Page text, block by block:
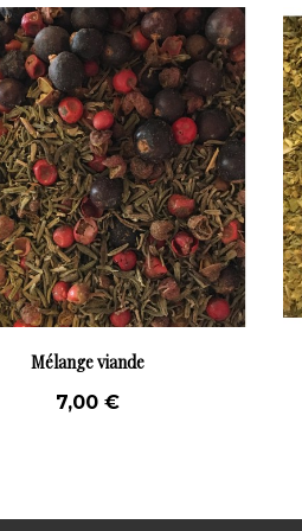
Coffret Basilic à tailler
12,00 €